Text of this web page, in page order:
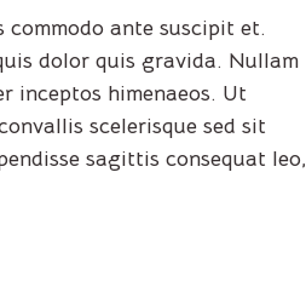
ante suscipit et.
dolor quis gravida. Nullam
inceptos himenaeos. Ut
scelerisque sed sit
sagittis consequat leo,